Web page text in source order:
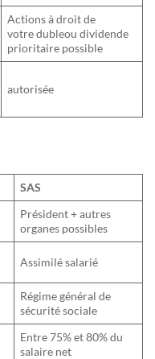
Actions à droit de
votre dubleou dividende
prioritaire possible
autorisée
SAS
Président + autres
organes possibles
Assimilé salarié
Régime général de
sécurité sociale
Entre 75% et 80% du
salaire net